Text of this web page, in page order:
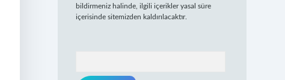
bildirmeniz halinde, ilgili içerikler yasal süre
içerisinde sitemizden kaldırılacaktır.